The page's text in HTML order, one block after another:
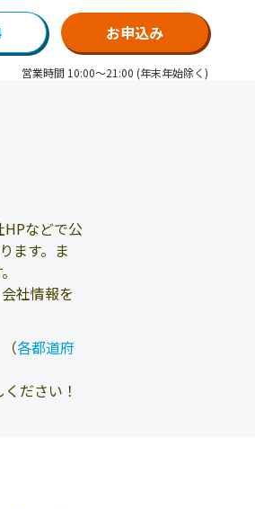
お申込み
営業時間 10:00～21:00 (年末年始除く)
などで公
ます。ま
社情報を
各都道府
ださい！